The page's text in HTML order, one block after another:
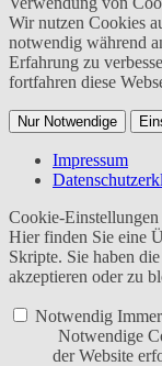
Wir nutzen Cookies
notwendig während
Erfahrung zu
fortfahren diese
Nur Notwendige
Impressum
Cookie-Einstellungen
Hier finden Sie eine
Skripte. Sie haben
akzeptieren oder zu
Notwendig
Notwendige
der Website